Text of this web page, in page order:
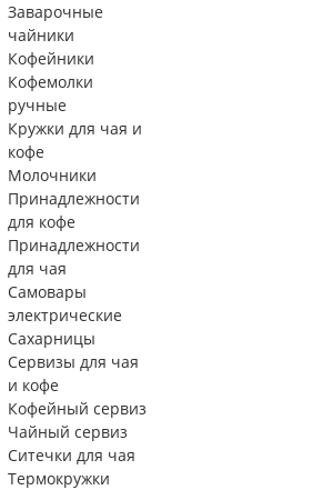
Заварочные
чайники
Кофейники
Кофемолки
ручные
Кружки для чая и
кофе
Молочники
Принадлежности
для кофе
Принадлежности
для чая
Самовары
электрические
Сахарницы
Сервизы для чая
и кофе
Кофейный сервиз
Чайный сервиз
Ситечки для чая
Термокружки